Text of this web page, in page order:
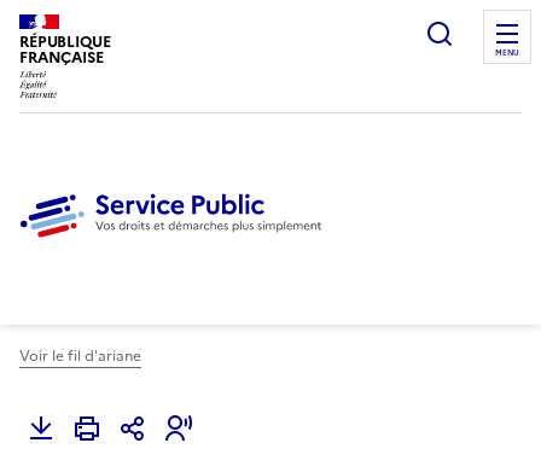
RÉPUBLIQUE
FRANÇAISE
Ouvrir
MENU
Voir le fil d'ariane